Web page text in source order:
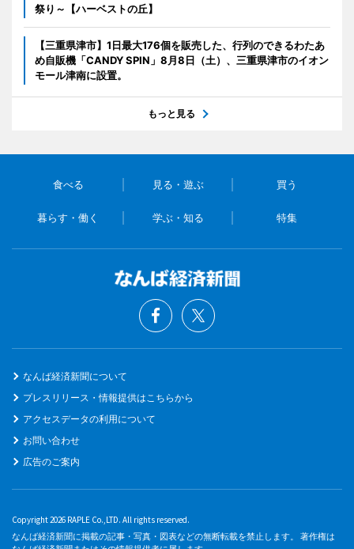
祭り～【ハーベストの丘】
【三重県津市】1日最大176個を販売した、行列のできるわたあ
め自販機「CANDY SPIN」8月8日（土）、三重県津市のイオン
モール津南に設置。
もっと見る
食べる 見る・遊ぶ 買う
暮らす・働く 学ぶ・知る 特集
なんば経済新聞について
プレスリリース・情報提供はこちらから
アクセスデータの利用について
お問い合わせ
広告のご案内
Copyright 2026 RAPLE Co.,LTD. All rights reserved.
なんば経済新聞に掲載の記事・写真・図表などの無断転載を禁止します。 著作権は